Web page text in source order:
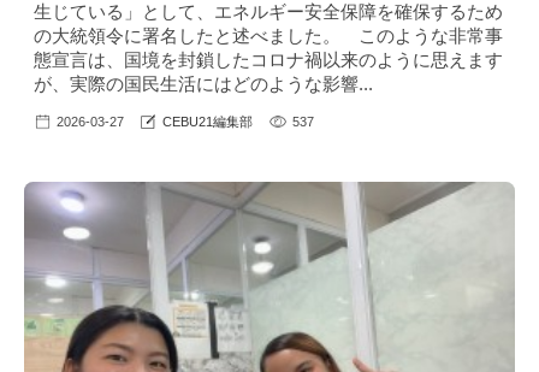
生じている」として、エネルギー安全保障を確保するため
の大統領令に署名したと述べました。 このような非常事
態宣言は、国境を封鎖したコロナ禍以来のように思えます
が、実際の国民生活にはどのような影響...
2026-03-27 CEBU21編集部 537